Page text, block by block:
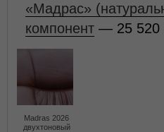
«Мадрас»
компонент — 25 520
Madras 2026
двухтоновый